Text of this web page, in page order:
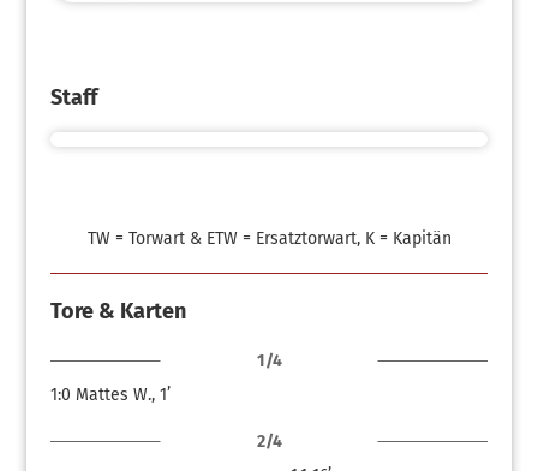
Staff
TW = Torwart & ETW = Ersatztorwart, K = Kapitän
Tore & Karten
1/4
1:0 Mattes W., 1’
2/4